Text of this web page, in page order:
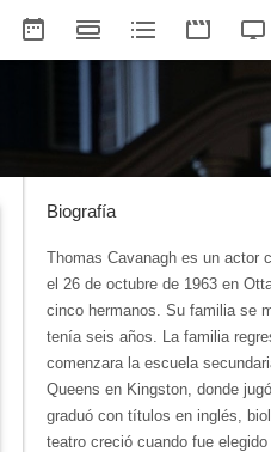
Biografía
Thomas Cavanagh es un actor
el 26 de octubre de 1963 en
cinco hermanos. Su familia se
tenía seis años. La familia
comenzara la escuela
Queens en Kingston, donde
graduó con títulos en inglés,
teatro creció cuando fue